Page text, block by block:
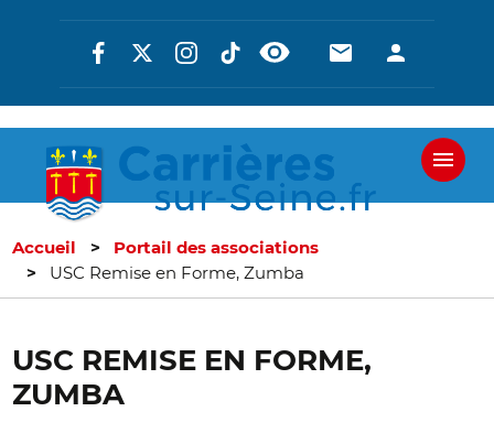
Aller
au
contenu
Réseaux
En-
-
En-
-
Accueil
Portail des associations
USC Remise en Forme, Zumba
USC REMISE EN FORME,
ZUMBA